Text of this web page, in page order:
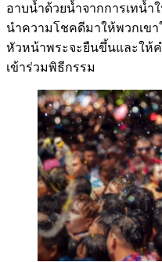
อาบน้ำด้วยน้ำจากการเทน้ำ
นำความโชคดีมาให้พวกเข
หัวหน้าพระจะยืนขึ้นและให้
เข้าร่วมพิธีกรรม